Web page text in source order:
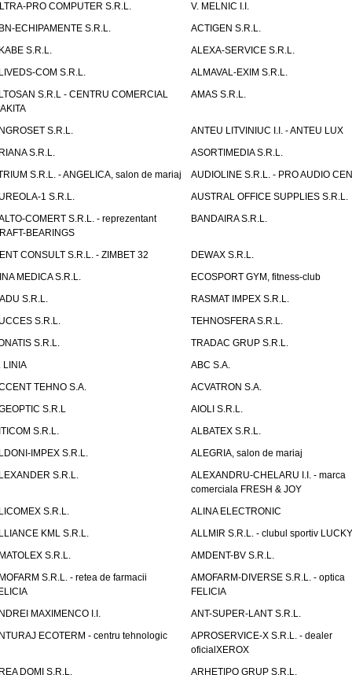
PRO COMPUTER S.R.L.
V. MELNIC I.I.
ECHIPAMENTE S.R.L.
ACTIGEN S.R.L.
S.R.L.
ALEXA-SERVICE S.R.L.
COM S.R.L.
ALMAVAL-EXIM S.R.L.
S.R.L - CENTRU COMERCIAL
AMAS S.R.L.
S.R.L.
ANTEU LITVINIUC I.I. - ANTEU LUX
S.R.L.
ASORTIMEDIA S.R.L.
S.R.L. - ANGELICA, salon de mariaj
AUDIOLINE S.R.L. - PRO AUDIO
1 S.R.L.
AUSTRAL OFFICE SUPPLIES S.R.L.
COMERT S.R.L. - reprezentant
BEARINGS
BANDAIRA S.R.L.
CONSULT S.R.L. - ZIMBET 32
DEWAX S.R.L.
MEDICA S.R.L.
ECOSPORT GYM, fitness-club
S.R.L.
RASMAT IMPEX S.R.L.
S.R.L.
TEHNOSFERA S.R.L.
S.R.L.
TRADAC GRUP S.R.L.
LINIA
ABC S.A.
TEHNO S.A.
ACVATRON S.A.
S.R.L
AIOLI S.R.L.
S.R.L.
ALBATEX S.R.L.
IMPEX S.R.L.
ALEGRIA, salon de mariaj
S.R.L.
ALEXANDRU-CHELARU I.I. - marca
comerciala FRESH & JOY
S.R.L.
ALINA ELECTRONIC
KML S.R.L.
ALLMIR S.R.L. - clubul sportiv
S.R.L.
AMDENT-BV S.R.L.
S.R.L. - retea de farmacii
AMOFARM-DIVERSE S.R.L. - optica
FELICIA
MAXIMENCO I.I.
ANT-SUPER-LANT S.R.L.
ECOTERM - centru tehnologic
APROSERVICE-X S.R.L. - dealer
oficialXEROX
DOMI S.R.L.
ARHETIPO GRUP S.R.L.